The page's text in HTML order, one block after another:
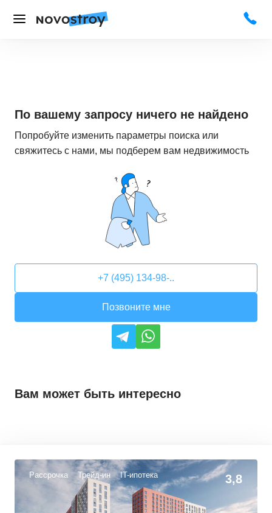
По вашему запросу ничего не найдено
Попробуйте изменить параметры поиска или
свяжитесь с нами, мы подберем вам недвижимость
+7 (495) 134-98-..
Позвоните мне
Вам может быть интересно
Рассрочка Трейд-ин IT-ипотека 3,8